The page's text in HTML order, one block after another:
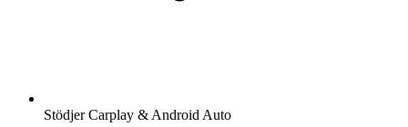
Stödjer Carplay & Android Auto